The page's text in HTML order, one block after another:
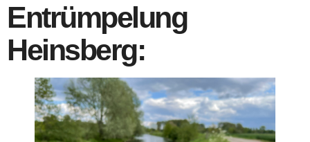
Entrümpelung
Heinsberg: